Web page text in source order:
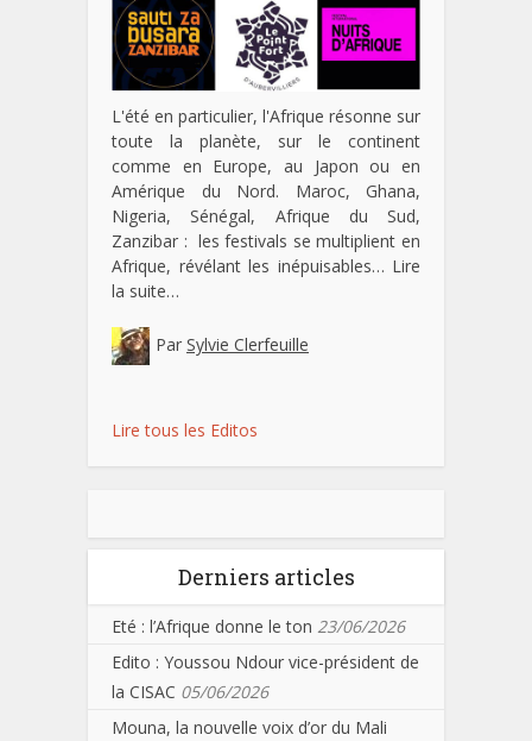
L'été en particulier, l'Afrique résonne sur
toute la planète, sur le continent
comme en Europe, au Japon ou en
Amérique du Nord. Maroc, Ghana,
Nigeria, Sénégal, Afrique du Sud,
Zanzibar : les festivals se multiplient en
Afrique, révélant les inépuisables… Lire
la suite…
Par Sylvie Clerfeuille
Lire tous les Editos
Derniers articles
Eté : l’Afrique donne le ton 23/06/2026
Edito : Youssou Ndour vice-président de
la CISAC 05/06/2026
Mouna, la nouvelle voix d’or du Mali